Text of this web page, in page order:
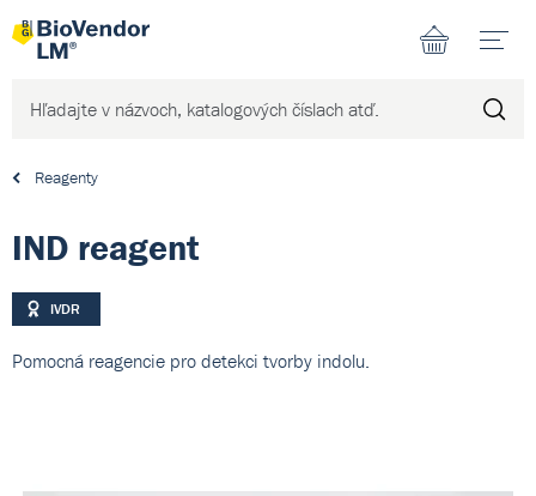
Reagenty
IND reagent
IVDR
Pomocná reagencie pro detekci tvorby indolu.